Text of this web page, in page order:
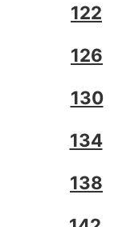
122
126
130
134
138